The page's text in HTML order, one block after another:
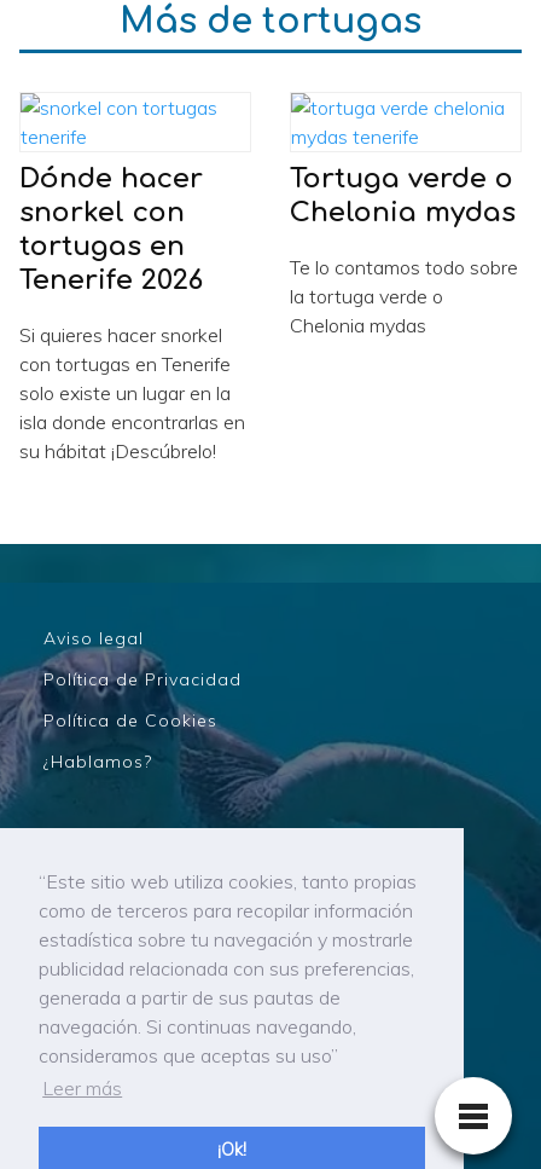
Más de tortugas
Dónde hacer
snorkel con
tortugas en
Tenerife 2026
Si quieres hacer snorkel
con tortugas en Tenerife
solo existe un lugar en la
isla donde encontrarlas en
su hábitat ¡Descúbrelo!
Tortuga verde o
Chelonia mydas
Te lo contamos todo sobre
la tortuga verde o
Chelonia mydas
Aviso legal
Política de Privacidad
Política de Cookies
¿Hablamos?
Amantes de las tortugas en Tenerife, las Islas
Canarias y el mundo entero
“Este sitio web utiliza cookies, tanto propias
como de terceros para recopilar información
estadística sobre tu navegación y mostrarle
publicidad relacionada con sus preferencias,
generada a partir de sus pautas de
navegación. Si continuas navegando,
consideramos que aceptas su uso”
Leer más
¡Ok!